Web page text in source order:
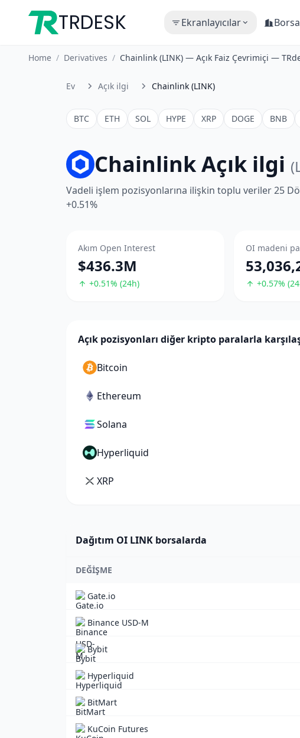
TRDESK Ekranlayıcılar
Home / Derivatives / Chainlink (LINK) — Açık Faiz Çevrimiçi —
Ev Açık ilgi Chainlink (LINK)
BTC ETH SOL HYPE XRP DOGE BNB
Chainlink Açık ilgi
Vadeli işlem pozisyonlarına ilişkin toplu veriler 25
+0.51%
Akım Open Interest
$436.3M
+0.51% (24h)
OI madeni
+0.57%
Açık pozisyonları diğer kripto paralarla
Bitcoin
Ethereum
Solana
Hyperliquid
XRP
Dağıtım OI LINK borsalarda
DEĞIŞME
Gate.io
Binance USD-M
Bybit
Hyperliquid
BitMart
KuCoin Futures